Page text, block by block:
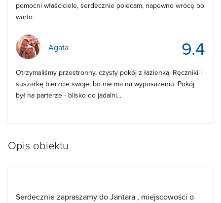
pomocni właściciele, serdecznie polecam, napewno wrócę bo
warto
9.4
Agata
Otrzymaliśmy przestronny, czysty pokój z łazienką. Ręczniki i
suszarkę bierzcie swoje, bo nie ma na wyposażeniu. Pokój
był na parterze - blisko do jadalni...
Opis obiektu
Serdecznie zapraszamy do Jantara , miejscowości o